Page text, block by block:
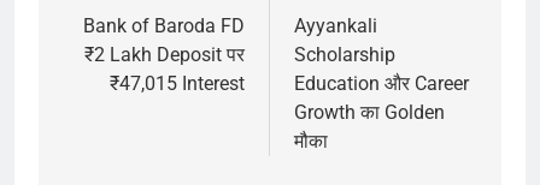
navigation
Bank of Baroda FD
₹2 Lakh Deposit पर
₹47,015 Interest
Ayyankali
Scholarship
Education और Career
Growth का Golden
मौका